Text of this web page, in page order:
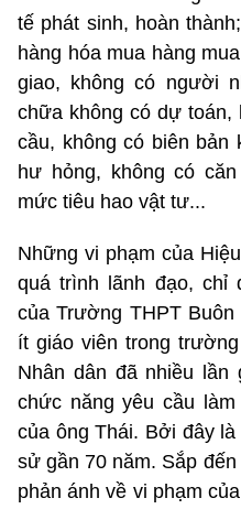
tế phát sinh, hoàn
hàng hóa mua hàng
giao, không có người
chữa không có dự toán,
cầu, không có biên bản
hư hỏng, không có
mức tiêu hao vật tư...
Những vi phạm của
quá trình lãnh đạo, chỉ
của Trường THPT
ít giáo viên trong
Nhân dân đã nhiều
chức năng yêu cầu
của ông Thái. Bởi đây
sử gần 70 năm. Sắp
phản ánh về vi phạm